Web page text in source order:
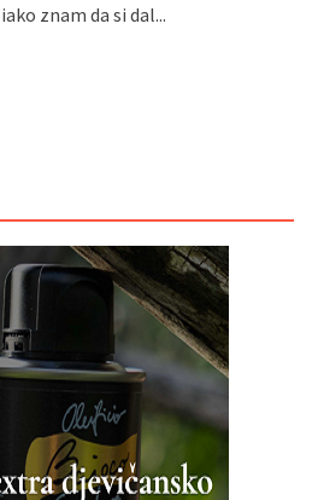
iako znam da si dal...